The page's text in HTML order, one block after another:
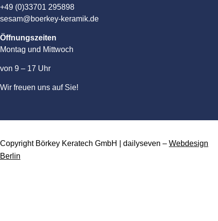
+49 (0)33701 295898
sesam@boerkey-keramik.de
Öffnungszeiten
Montag und Mittwoch
von 9 – 17 Uhr
Wir freuen uns auf Sie!
Copyright Börkey Keratech GmbH | dailyseven – Webdesign
Berlin